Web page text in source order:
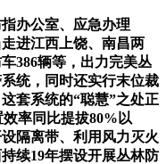
办公室、应急办理
进江西上饶、南昌两
386辆等，出力完美丛
统，同时还实行末位裁
套系统的“聪慧”之处正
率同比提拔80%以
隔离带、利用风力灭火
续19年摆设开展丛林防